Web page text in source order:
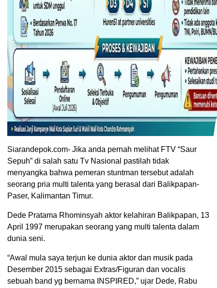
Siarandepok.com- Jika anda pernah melihat FTV “Saur
Sepuh” di salah satu Tv Nasional pastilah tidak
menyangka bahwa pemeran stuntman tersebut adalah
seorang pria multi talenta yang berasal dari Balikpapan-
Paser, Kalimantan Timur.
Dede Pratama Rhominsyah aktor kelahiran Balikpapan, 13
April 1997 merupakan seorang yang multi talenta dalam
dunia seni.
“Awal mula saya terjun ke dunia aktor dan musik pada
Desember 2015 sebagai Extras/Figuran dan vocalis
sebuah band yg bernama INSPIRED,” ujar Dede, Rabu